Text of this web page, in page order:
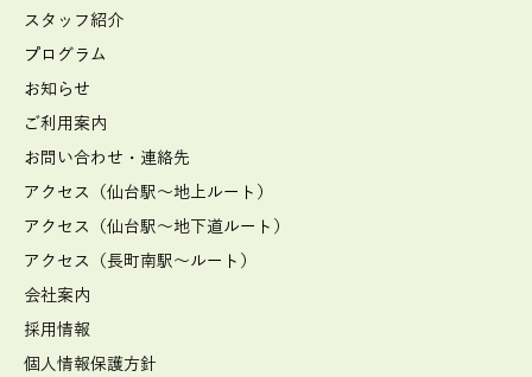
スタッフ紹介
プログラム
お知らせ
ご利用案内
お問い合わせ・連絡先
アクセス（仙台駅～地上ルート）
アクセス（仙台駅～地下道ルート）
アクセス（長町南駅～ルート）
会社案内
採用情報
個人情報保護方針